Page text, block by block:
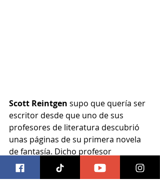
Scott Reintgen supo que quería ser
escritor desde que uno de sus
profesores de literatura descubrió
unas páginas de su primera novela
de fantasía. Dicho profesor
reconoció su talento y lo inscribió en
una clase de escritura creativa.